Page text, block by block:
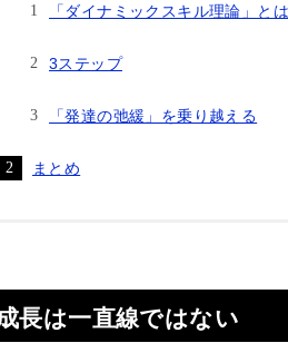
「ダイナミックスキル理論」とは
3ステップ
「発達の弛緩」を乗り越える
まとめ
長は一直線ではない